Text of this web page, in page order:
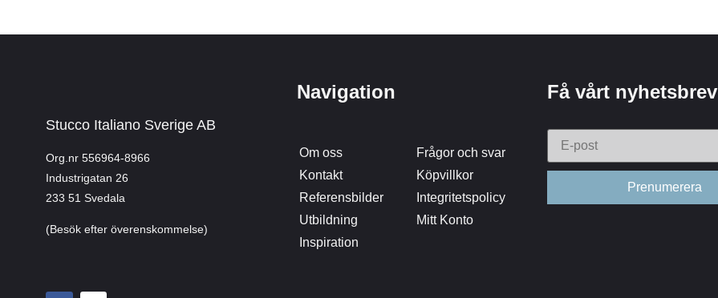
Stucco Italiano Sverige AB
Org.nr 556964-8966
Industrigatan 26
233 51 Svedala
(Besök efter överenskommelse)
Navigation
Om oss
Kontakt
Referensbilder
Utbildning
Inspiration
Frågor och svar
Köpvillkor
Integritetspolicy
Mitt Konto
Få vårt nyhetsbrev